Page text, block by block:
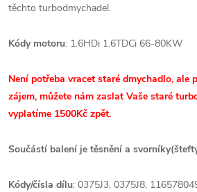
těchto turbodmychadel.
Kódy motoru: 1.6HDi 1.6TDCi 66-80KW
Není potřeba vracet staré dmychadlo, ale
zájem, můžete nám zaslat Vaše staré
vyplatíme 1500Kč zpět.
Součástí balení je těsnění a
Kódy/čísla dílu: 0375J3, 0375J8,